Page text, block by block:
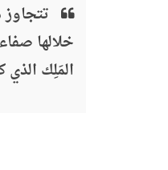
خلالها
المَلِك الذي